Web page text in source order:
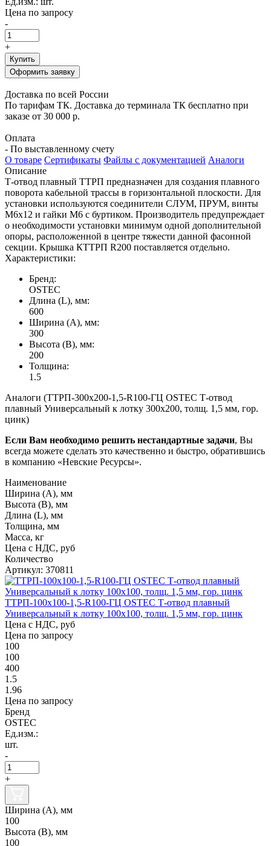
Цена по запросу
-
+
Купить
Оформить заявку
Доставка по всей России
По тарифам ТК. Доставка до терминала ТК бесплатно при
заказе от 30 000 р.
Оплата
- По выставленному счету
О товаре Сертификаты Файлы с документацией Аналоги
Описание
Т-отвод плавный ТТРП предназначен для создания плавного
поворота кабельной трассы в горизонтальной плоскости. Для
установки используются соединители СЛУМ, ПРУМ, винты
М6х12 и гайки М6 с буртиком. Производитель предупреждает
о необходимости установки минимум одной дополнительной
опоры, расположенной в центре тяжести данной фасонной
секции. Крышка КТТРП R200 поставляется отдельно.
Характеристики:
Бренд:
OSTEC
Длина (L), мм:
600
Ширина (А), мм:
300
Высота (В), мм:
200
Толщина:
1.5
Аналоги (ТТРП-300х200-1,5-R100-ГЦ OSTEC Т-отвод
плавный Универсальный к лотку 300х200, толщ. 1,5 мм, гор.
цинк)
Если Вам необходимо решить нестандартные задачи, Вы
всегда можете сделать это качественно и быстро, обратившись
в компанию «Невские Ресурсы».
Наименование
Ширина (А), мм
Высота (В), мм
Длина (L), мм
Толщина, мм
Масса, кг
Цена с НДС, руб
Количество
Артикул: 370811
ТТРП-100х100-1,5-R100-ГЦ OSTEC Т-отвод плавный
Универсальный к лотку 100х100, толщ. 1,5 мм, гор. цинк
Цена с НДС, руб
Цена по запросу
100
100
400
1.5
1.96
Цена по запросу
Бренд
OSTEC
Ед.изм.:
шт.
-
+
Ширина (А), мм
100
Высота (В), мм
100